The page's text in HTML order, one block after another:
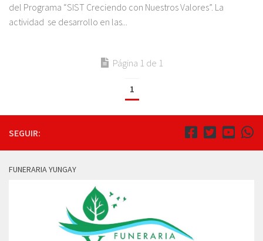
del Programa “SIST Creciendo con Nuestros Valores”. La
actividad se desarrollo en las...
Página 1 de 1
1
SEGUIR:
FUNERARIA YUNGAY